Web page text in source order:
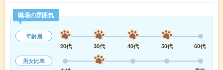
職場の雰囲気
年齢層
20代
30代 40代 50代
60代
男女比率